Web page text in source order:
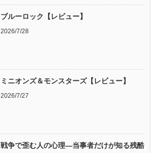
ブルーロック【レビュー】
2026/7/28
ミニオンズ＆モンスターズ【レビュー】
2026/7/27
戦争で歪む人の心理―当事者だけが知る残酷